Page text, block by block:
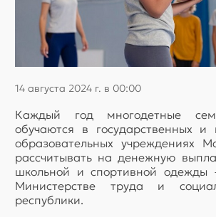
14 августа 2024 г. в 00:00
Каждый год многодетные
обучаются в государственных и
образовательных учреждениях
рассчитывать на денежную
школьной и спортивной одежды
Министерстве труда и
республики.